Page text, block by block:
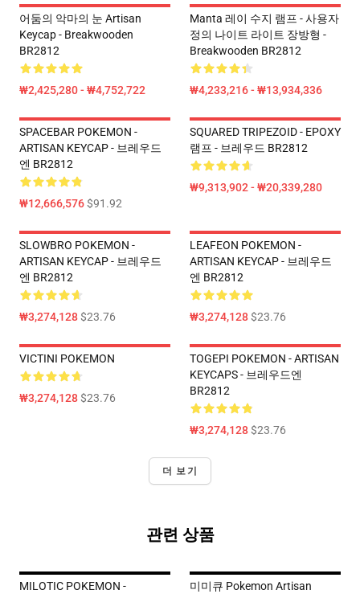
어둠의 악마의 눈 Artisan
Keycap - Breakwooden
BR2812
₩2,425,280 - ₩4,752,722
Manta 레이 수지 램프 - 사용자
정의 나이트 라이트 장방형 -
Breakwooden BR2812
₩4,233,216 - ₩13,934,336
SPACEBAR POKEMON -
ARTISAN KEYCAP - 브레우드
엔 BR2812
₩12,666,576$91.92
SQUARED TRIPEZOID - EPOXY
램프 - 브레우드 BR2812
₩9,313,902 - ₩20,339,280
SLOWBRO POKEMON -
ARTISAN KEYCAP - 브레우드
엔 BR2812
₩3,274,128$23.76
LEAFEON POKEMON -
ARTISAN KEYCAP - 브레우드
엔 BR2812
₩3,274,128$23.76
VICTINI POKEMON
₩3,274,128$23.76
TOGEPI POKEMON - ARTISAN
KEYCAPS - 브레우드엔
BR2812
₩3,274,128$23.76
더 보기
관련 상품
MILOTIC POKEMON -
미미큐 Pokemon Artisan